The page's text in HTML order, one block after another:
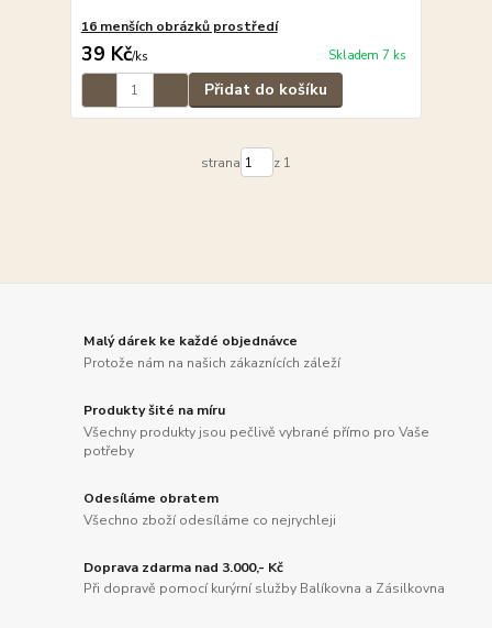
16 menších obrázků prostředí
39 Kč/ks Skladem 7 ks
Přidat do košíku
strana z 1
Malý dárek ke každé objednávce
Protože nám na našich zákaznících záleží
Produkty šité na míru
Všechny produkty jsou pečlivě vybrané přímo pro Vaše
potřeby
Odesíláme obratem
Všechno zboží odesíláme co nejrychleji
Doprava zdarma nad 3.000,- Kč
Při dopravě pomocí kurýrní služby Balíkovna a Zásilkovna